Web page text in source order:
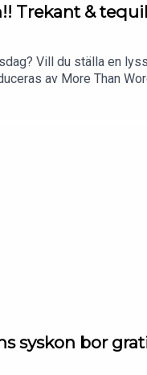
Trekant &
Vill du ställa en
av More Than
syskon bor